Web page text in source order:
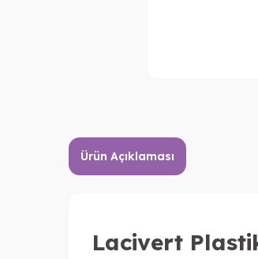
Ürün Açıklaması
Lacivert